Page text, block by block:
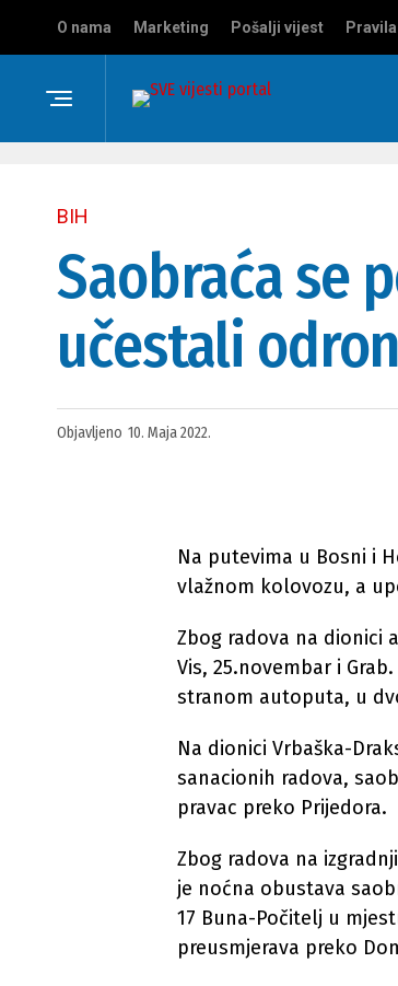
O nama Marketing Pošalji vijest
BIH
Saobraća se
učestali
Objavljeno 10. Maja 2022.
Na putevima u Bosni i
vlažnom kolovozu, a
Zbog radova na dionici
Vis, 25.novembar i
stranom autoputa, u
Na dionici Vrbaška-
sanacionih radova,
pravac preko Prijedora.
Zbog radova na
je noćna obustava
17 Buna-Počitelj u
preusmjerava preko